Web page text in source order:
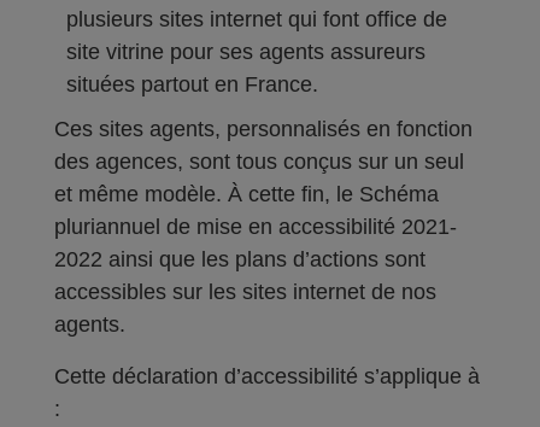
plusieurs sites internet qui font office de
site vitrine pour ses agents assureurs
situées partout en France.
Ces sites agents, personnalisés en fonction
des agences, sont tous conçus sur un seul
et même modèle. À cette fin, le Schéma
pluriannuel de mise en accessibilité 2021-
2022 ainsi que les plans d’actions sont
accessibles sur les sites internet de nos
agents.
Cette déclaration d’accessibilité s’applique à
: